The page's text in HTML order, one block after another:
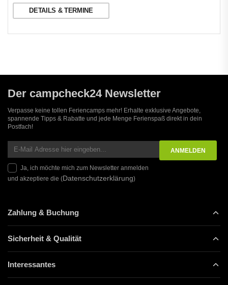
DETAILS & TERMINE
Der campcheck24 Newsletter
Verpasse keine tollen Feriencamps mehr! Erhalte exklusive Angebote,
spannende Tipps & Rabatte und jede Menge Ferienspaß direkt in dein
Postfach!
Ja, ich möchte mich zum Newsletter anmelden
und akzeptiere die (Datenschutzerklärung)
Zahlung & Buchung
Sicherheit & Qualität
Interessantes